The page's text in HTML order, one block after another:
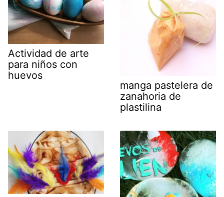
Actividad de arte
para niños con
huevos
manga pastelera de
zanahoria de
plastilina